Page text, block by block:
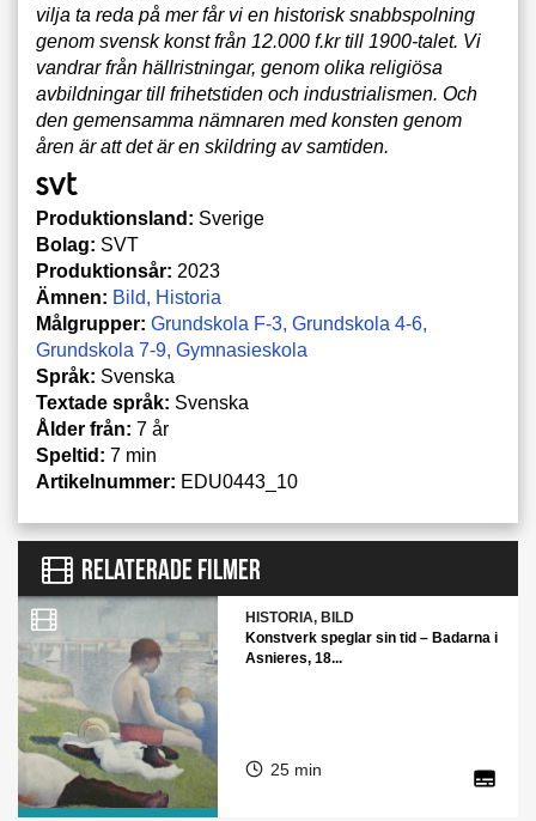
vilja ta reda på mer får vi en historisk snabbspolning
genom svensk konst från 12.000 f.kr till 1900-talet. Vi
vandrar från hällristningar, genom olika religiösa
avbildningar till frihetstiden och industrialismen. Och
den gemensamma nämnaren med konsten genom
åren är att det är en skildring av samtiden.
Produktionsland: Sverige
Bolag: SVT
Produktionsår: 2023
Ämnen: Bild
Historia
Målgrupper: Grundskola F-3 Grundskola 4-6
Grundskola 7-9 Gymnasieskola
Språk: Svenska
Textade språk: Svenska
Ålder från: 7 år
Speltid: 7 min
Artikelnummer: EDU0443_10
RELATERADE FILMER
HISTORIA, BILD
Konstverk speglar sin tid – Badarna i
Asnieres, 18...
25 min